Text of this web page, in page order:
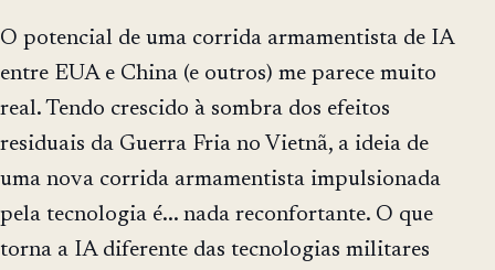
O potencial de uma corrida armamentista de IA
entre EUA e China (e outros) me parece muito
real. Tendo crescido à sombra dos efeitos
residuais da Guerra Fria no Vietnã, a ideia de
uma nova corrida armamentista impulsionada
pela tecnologia é... nada reconfortante. O que
torna a IA diferente das tecnologias militares